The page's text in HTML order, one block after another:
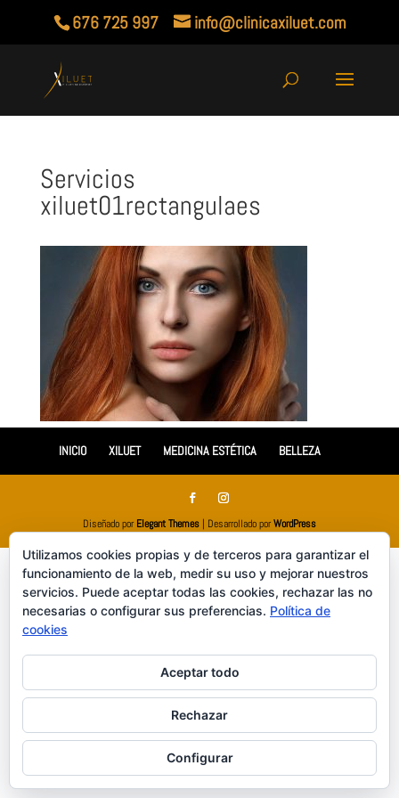
676 725 997 info@clinicaxiluet.com
Servicios
xiluet01rectangulaes
INICIO XILUET MEDICINA ESTÉTICA BELLEZA
Diseñado porElegant Themes| Desarrollado porWordPress
Utilizamos cookies propias y de terceros para garantizar el
funcionamiento de la web, medir su uso y mejorar nuestros
servicios. Puede aceptar todas las cookies, rechazar las no
necesarias o configurar sus preferencias. Política de
cookies
Aceptar todo
Rechazar
Configurar